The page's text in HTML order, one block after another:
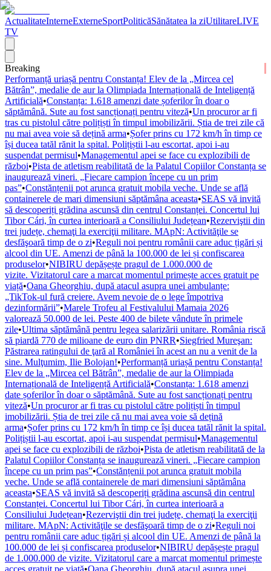
ActualitateInterneExterneSportPoliticăSănătatea la ziUtilitareLIVE
TV
Breaking
Performanță uriașă pentru Constanța! Elev de la „Mircea cel
Bătrân”, medalie de aur la Olimpiada Internațională de Inteligență
Artificială•Constanța: 1.618 amenzi date șoferilor în doar o
săptămână. Sute au fost sancționați pentru viteză•Un procuror ar fi
tras cu pistolul către polițiști în timpul imobilizării. Știa de trei zile că
nu mai avea voie să dețină arma•Șofer prins cu 172 km/h în timp ce
își ducea tatăl rănit la spital. Polițiștii l-au escortat, apoi i-au
suspendat permisul•Managementul apei se face cu explozibili de
război•Pista de atletism reabilitată de la Palatul Copiilor Constanța se
inaugurează vineri. „Fiecare campion începe cu un prim
pas”•Constănțenii pot arunca gratuit mobila veche. Unde se află
containerele de mari dimensiuni săptămâna aceasta•SEAS vă invită
să descoperiți grădina ascunsă din centrul Constanței. Concertul lui
Tibor Cári, în curtea interioară a Consiliului Județean•Rezerviştii din
trei județe, chemaţi la exerciţii militare. MApN: Activităţile se
desfăşoară timp de o zi•Reguli noi pentru românii care aduc țigări și
alcool din UE. Amenzi de până la 100.000 de lei și confiscarea
produselor•NIBIRU depășește pragul de 1.000.000 de
vizite. Vizitatorul care a marcat momentul primește acces gratuit pe
viață•Oana Gheorghiu, după atacul asupra unei ambulanțe:
„TikTok-ul fură creiere. Avem nevoie de o lege împotriva
dezinformării”•Marele Trofeu al Festivalului Mamaia 2026
valorează 50.000 de lei. Peste 400 de bilete vândute în primele
zile•Ultima săptămână pentru legea salarizării unitare. România riscă
să piardă 770 de milioane de euro din PNRR•Siegfried Mureşan:
Păstrarea ratingului de ţară al României în acest an nu a venit de la
sine. Mulţumim, Ilie Bolojan!•Performanță uriașă pentru Constanța!
Elev de la „Mircea cel Bătrân”, medalie de aur la Olimpiada
Internațională de Inteligență Artificială•Constanța: 1.618 amenzi
date șoferilor în doar o săptămână. Sute au fost sancționați pentru
viteză•Un procuror ar fi tras cu pistolul către polițiști în timpul
imobilizării. Știa de trei zile că nu mai avea voie să dețină
arma•Șofer prins cu 172 km/h în timp ce își ducea tatăl rănit la spital.
Polițiștii l-au escortat, apoi i-au suspendat permisul•Managementul
apei se face cu explozibili de război•Pista de atletism reabilitată de la
Palatul Copiilor Constanța se inaugurează vineri. „Fiecare campion
începe cu un prim pas”•Constănțenii pot arunca gratuit mobila
veche. Unde se află containerele de mari dimensiuni săptămâna
aceasta•SEAS vă invită să descoperiți grădina ascunsă din centrul
Constanței. Concertul lui Tibor Cári, în curtea interioară a
Consiliului Județean•Rezerviştii din trei județe, chemaţi la exerciţii
militare. MApN: Activităţile se desfăşoară timp de o zi•Reguli noi
pentru românii care aduc țigări și alcool din UE. Amenzi de până la
100.000 de lei și confiscarea produselor•NIBIRU depășește pragul
de 1.000.000 de vizite. Vizitatorul care a marcat momentul primește
acces gratuit pe viață•Oana Gheorghiu, după atacul asupra unei